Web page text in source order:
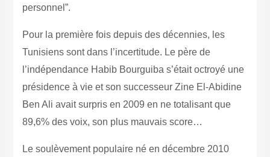
personnel”.
Pour la première fois depuis des décennies, les
Tunisiens sont dans l’incertitude. Le père de
l’indépendance Habib Bourguiba s’était octroyé une
présidence à vie et son successeur Zine El-Abidine
Ben Ali avait surpris en 2009 en ne totalisant que
89,6% des voix, son plus mauvais score…
Le soulèvement populaire né en décembre 2010